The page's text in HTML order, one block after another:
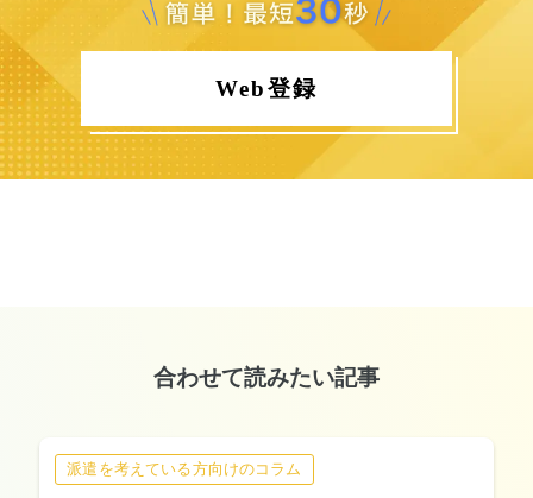
Web登録
合わせて読みたい記事
派遣を考えている方向けのコラム